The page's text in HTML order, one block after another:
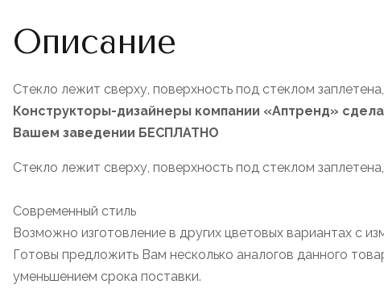
Описание
Стекло лежит сверху, поверхность под стеклом
Конструкторы-дизайнеры компании «Аптренд»
Вашем заведении БЕСПЛАТНО
Стекло лежит сверху, поверхность под стеклом
Современный стиль
Возможно изготовление в других цветовых вариантах с
Готовы предложить Вам несколько аналогов данного
уменьшением срока поставки.